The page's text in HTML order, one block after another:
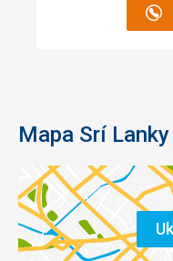
Mapa Srí Lanky